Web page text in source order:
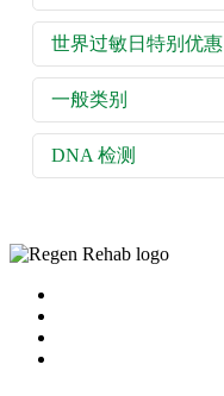
世界过敏日特别优惠
一般类别
DNA 检测